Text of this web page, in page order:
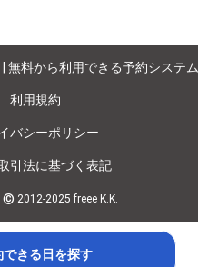
できる日を探す
無料から利用できる予約システム
利用規約
バシーポリシー
引法に基づく表記
© 2012-2025 freee K.K.